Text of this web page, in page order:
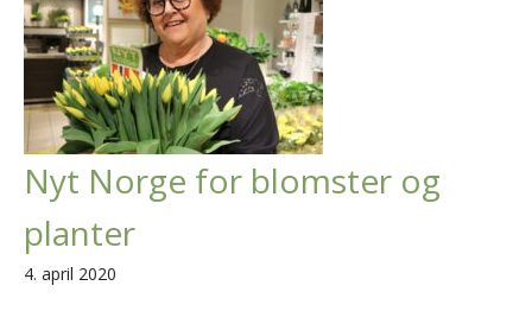
Nyt Norge for blomster og
planter
4. april 2020